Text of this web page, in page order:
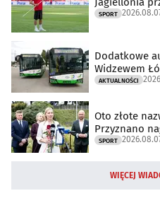
SPORT
Dodatkowe
Widzewem
AKTUALNOŚCI
Oto złote
Przyznano
SPORT
WIĘCEJ